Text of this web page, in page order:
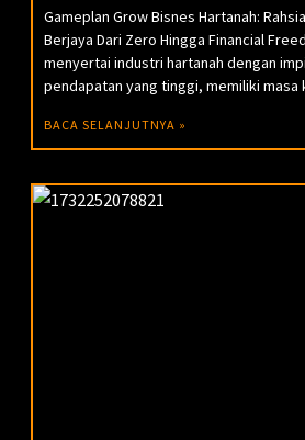
Gameplan Grow Bisnes Hartanah:
Berjaya Dari Zero Hingga Financial
menyertai industri hartanah dengan
pendapatan yang tinggi, memiliki
BACA SELANJUTNYA »